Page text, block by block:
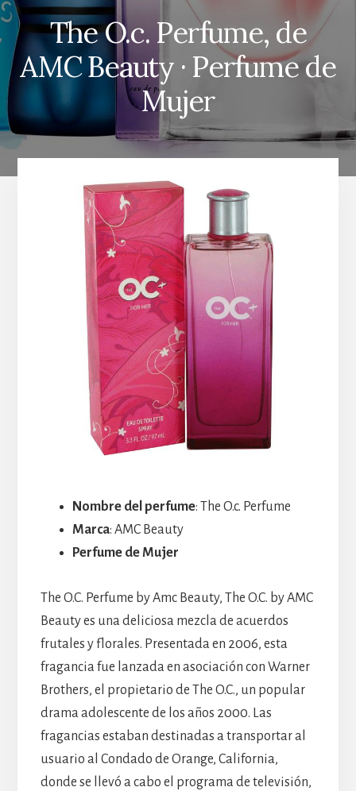
The O.c. Perfume, de
AMC Beauty · Perfume de
Mujer
Nombre del perfume: The O.c. Perfume
Marca: AMC Beauty
Perfume de Mujer
The O.C. Perfume by Amc Beauty, The O.C. by AMC
Beauty es una deliciosa mezcla de acuerdos
frutales y florales. Presentada en 2006, esta
fragancia fue lanzada en asociación con Warner
Brothers, el propietario de The O.C., un popular
drama adolescente de los años 2000. Las
fragancias estaban destinadas a transportar al
usuario al Condado de Orange, California,
donde se llevó a cabo el programa de televisión,